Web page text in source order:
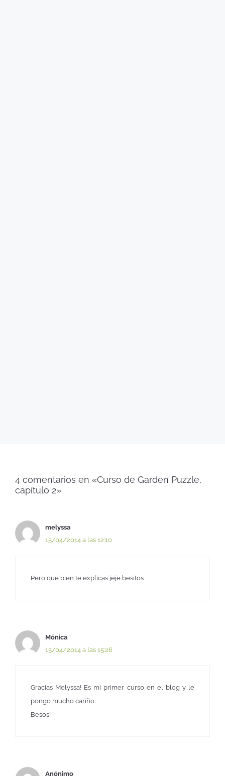
4 comentarios en «Curso de Garden Puzzle,
capítulo 2»
melyssa
15/04/2014 a las 12:10
Pero que bien te explicas jeje besitos
Mónica
15/04/2014 a las 15:26
Gracias Melyssa! Es mi primer curso en el blog y le
pongo mucho cariño.
Besos!
Anónimo